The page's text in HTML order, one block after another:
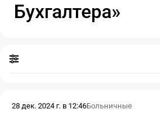
Бухгалтера»
Новое
28 дек. 2024 г. в 12:46Больничные